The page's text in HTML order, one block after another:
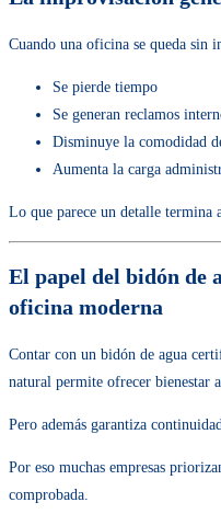
Cuando una oficina se queda sin
Se pierde tiempo
Se generan reclamos
Disminuye la comodidad
Aumenta la carga
Lo que parece un detalle termina
El papel del bidón de
oficina moderna
Contar con un bidón de agua
natural permite ofrecer bienestar
Pero además garantiza
Por eso muchas empresas
comprobada.